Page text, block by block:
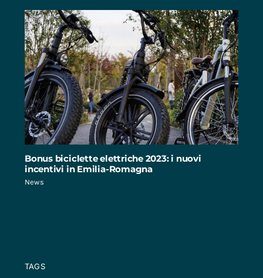
Bonus biciclette elettriche 2023: i nuovi
incentivi in Emilia-Romagna
News
TAGS